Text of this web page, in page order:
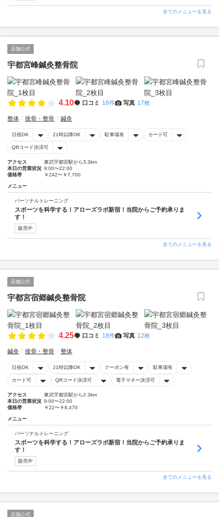
全てのメニューを見る
店舗公式
宇都宮峰鍼灸整骨院
4.10 口コミ 16件 写真 17枚
整体 接骨・整骨 鍼灸
日祝OK 21時以降OK 駐車場有 カード可
QRコード決済可
アクセス
東武宇都宮駅から3.3km
本日の営業状況 9:00〜22:00
価格帯
￥242〜￥7,700
メニュー
パーソナルトレーニング
スポーツを科学する！アローズラボ新宿！当院からご予約承りま
す！
販売中
全てのメニューを見る
店舗公式
宇都宮宿郷鍼灸整骨院
4.25 口コミ 18件 写真 12枚
鍼灸 接骨・整骨 整体
日祝OK 21時以降OK クーポン有 駐車場有
カード可 QRコード決済可 電子マネー決済可
アクセス
東武宇都宮駅から2.3km
本日の営業状況 9:00〜22:00
価格帯
￥22〜￥8,470
メニュー
パーソナルトレーニング
スポーツを科学する！アローズラボ新宿！当院からご予約承りま
す！
販売中
全てのメニューを見る
店舗公式